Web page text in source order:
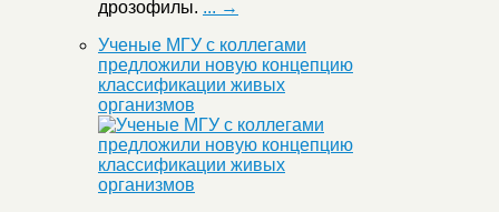
дрозофилы. ... →
Ученые МГУ с коллегами
предложили новую концепцию
классификации живых
организмов